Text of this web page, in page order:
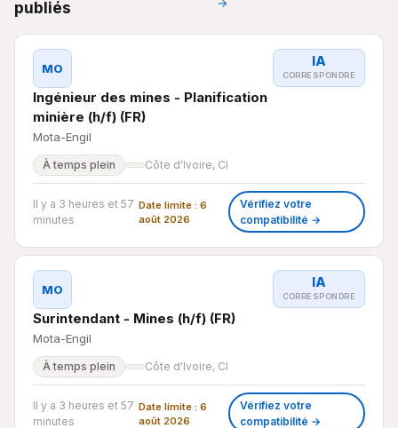
publiés
MO
Ingénieur des mines - Planification
minière (h/f) (FR)
Mota-Engil
IA
CORRESPONDRE
À temps plein Côte d'Ivoire, CI
Il y a 3 heures et 57
minutes
Date limite : 6
août 2026
Vérifiez votre
compatibilité →
MO
Surintendant - Mines (h/f) (FR)
Mota-Engil
IA
CORRESPONDRE
À temps plein Côte d'Ivoire, CI
Il y a 3 heures et 57
minutes
Date limite : 6
août 2026
Vérifiez votre
compatibilité →